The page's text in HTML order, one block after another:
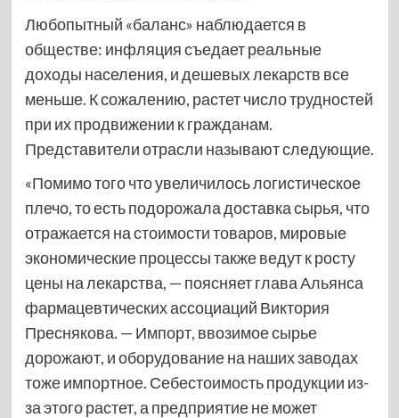
Любопытный «баланс» наблюдается в
обществе: инфляция съедает реальные
доходы населения, и дешевых лекарств все
меньше. К сожалению, растет число трудностей
при их продвижении к гражданам.
Представители отрасли называют следующие.
«Помимо того что увеличилось логистическое
плечо, то есть подорожала доставка сырья, что
отражается на стоимости товаров, мировые
экономические процессы также ведут к росту
цены на лекарства, — поясняет глава Альянса
фармацевтических ассоциаций Виктория
Преснякова. — Импорт, ввозимое сырье
дорожают, и оборудование на наших заводах
тоже импортное. Себестоимость продукции из-
за этого растет, а предприятие не может